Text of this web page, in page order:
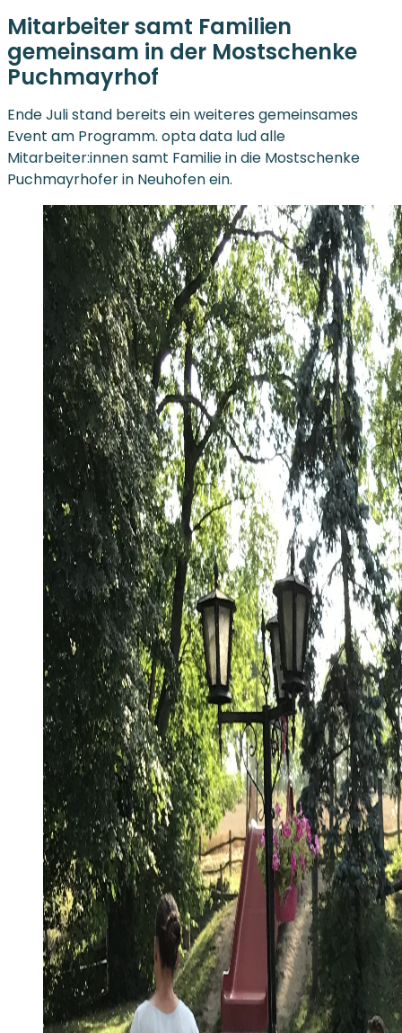
Mitarbeiter samt Familien
gemeinsam in der Mostschenke
Puchmayrhof
Ende Juli stand bereits ein weiteres gemeinsames
Event am Programm. opta data lud alle
Mitarbeiter:innen samt Familie in die Mostschenke
Puchmayrhofer in Neuhofen ein.